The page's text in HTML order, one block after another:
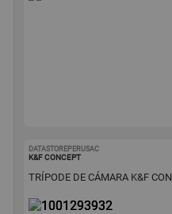
DATASTOREPERUSAC
K&F CONCEPT